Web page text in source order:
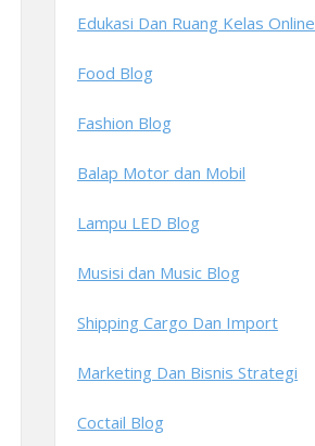
Edukasi Dan Ruang Kelas Online
Food Blog
Fashion Blog
Balap Motor dan Mobil
Lampu LED Blog
Musisi dan Music Blog
Shipping Cargo Dan Import
Marketing Dan Bisnis Strategi
Coctail Blog